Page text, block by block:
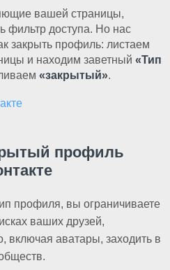
вашей страницы,
фильтр доступа. Но нас
закрыть профиль: листаем
и находим заветный «Тип
«закрытый».
профиль
профиля, вы ограничиваете
ваших друзей,
включая аватары, заходить в